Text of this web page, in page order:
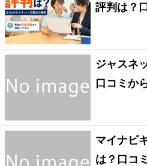
評判は？
ジャスネ
口コミか
マイナビ
は？口コ